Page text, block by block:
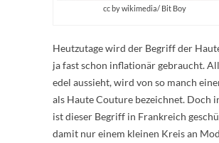
cc by wikimedia/ Bit Boy
Heutzutage wird der Begriff der
ja fast schon inflationär gebraucht.
edel aussieht, wird von so manch
als Haute Couture bezeichnet. Doch
ist dieser Begriff in Frankreich
damit nur einem kleinen Kreis an